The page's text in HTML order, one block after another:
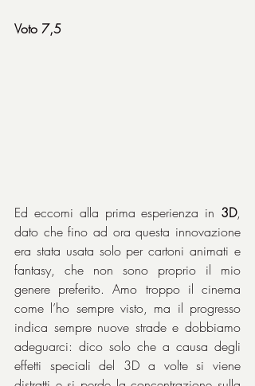
Voto 7,5
Ed eccomi alla prima esperienza in 3D,
dato che fino ad ora questa innovazione
era stata usata solo per cartoni animati e
fantasy, che non sono proprio il mio
genere preferito. Amo troppo il cinema
come l’ho sempre visto, ma il progresso
indica sempre nuove strade e dobbiamo
adeguarci: dico solo che a causa degli
effetti speciali del 3D a volte si viene